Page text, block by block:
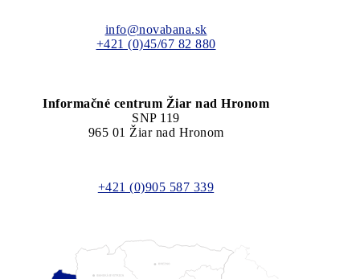
info@novabana.sk
+421 (0)45/67 82 880
Informačné centrum Žiar nad Hronom
SNP 119
965 01 Žiar nad Hronom
+421 (0)905 587 339